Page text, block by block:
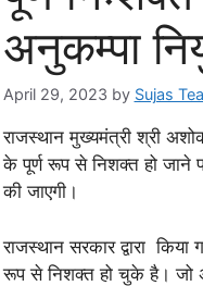
अनुकम्पा
April 29, 2023 by Sujas
राजस्थान मुख्यमंत्री श्री
के पूर्ण रूप से निशक्त हो जाने
की जाएगी।
राजस्थान सरकार द्वारा
रूप से निशक्त हो चुके है। जो